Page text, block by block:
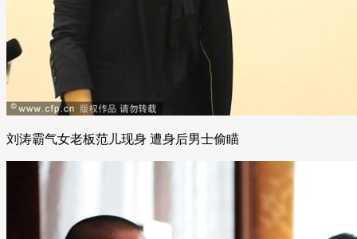
刘涛霸气女老板范儿现身 遭身后男士偷瞄